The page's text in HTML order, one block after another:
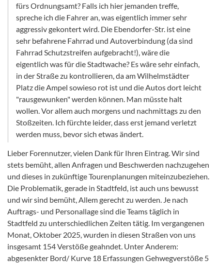
fürs Ordnungsamt? Falls ich hier jemanden treffe,
spreche ich die Fahrer an, was eigentlich immer sehr
aggressiv gekontert wird. Die Ebendorfer-Str. ist eine
sehr befahrene Fahrrad und Autoverbindung (da sind
Fahrrad Schutzstreifen aufgebracht!), wäre die
eigentlich was für die Stadtwache? Es wäre sehr einfach,
in der Straße zu kontrollieren, da am Wilhelmstädter
Platz die Ampel sowieso rot ist und die Autos dort leicht
"rausgewunken" werden können. Man müsste halt
wollen. Vor allem auch morgens und nachmittags zu den
Stoßzeiten. Ich fürchte leider, dass erst jemand verletzt
werden muss, bevor sich etwas ändert.
Lieber Forennutzer, vielen Dank für Ihren Eintrag. Wir sind
stets bemüht, allen Anfragen und Beschwerden nachzugehen
und dieses in zukünftige Tourenplanungen miteinzubeziehen.
Die Problematik, gerade in Stadtfeld, ist auch uns bewusst
und wir sind bemüht, Allem gerecht zu werden. Je nach
Auftrags- und Personallage sind die Teams täglich in
Stadtfeld zu unterschiedlichen Zeiten tätig. Im vergangenen
Monat, Oktober 2025, wurden in diesen Straßen von uns
insgesamt 154 Verstöße geahndet. Unter Anderem:
abgesenkter Bord/ Kurve 18 Erfassungen Gehwegverstöße 5